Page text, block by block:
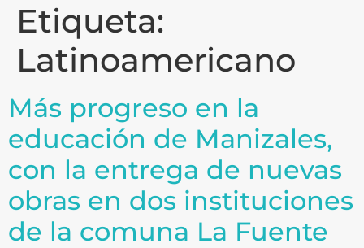
Etiqueta:
Latinoamericano
Más progreso en la
educación de Manizales,
con la entrega de nuevas
obras en dos instituciones
de la comuna La Fuente